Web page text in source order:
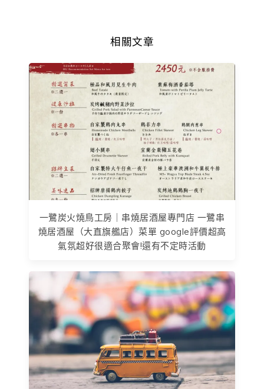
相關文章
一鷺炭火燒鳥工房｜串燒居酒屋專門店 一鷺串
燒居酒屋（大直旗艦店）菜單 google評價超高
氣氛超好很適合聚會!還有不定時活動